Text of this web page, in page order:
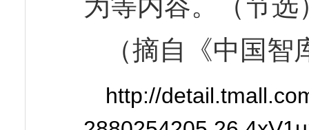
（摘自《中国
http://